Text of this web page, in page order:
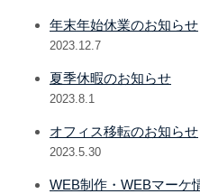
年末年始休業のお知らせ
2023.12.7
夏季休暇のお知らせ
2023.8.1
オフィス移転のお知らせ
2023.5.30
WEB制作・WEBマーケ